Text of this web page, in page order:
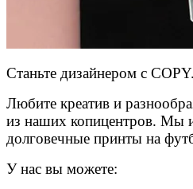
Станьте дизайнером с
Любите креатив и
из наших копицентров. Мы
долговечные принты на
У нас вы можете: